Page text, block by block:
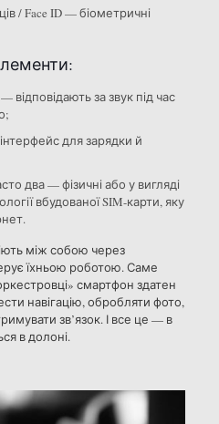
/ Face ID — біометричні
відповідають за звук під час
для зарядки й
два — фізичні або у вигляді
вбудованої SIM-карти, яку
між собою через
їхньою роботою. Саме
смартфон здатен
навігацію, обробляти фото,
зв’язок. І все це — в
в долоні.